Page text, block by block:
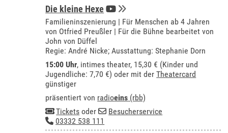
Die kleine Hexe
Familieninszenierung | Für Menschen ab 4 Jahren
von Otfried Preußler | Für die Bühne bearbeitet von
John von Düffel
Regie: André Nicke; Ausstattung: Stephanie Dorn
15:00 Uhr, intimes theater, 15,30 € (Kinder und
Jugendliche: 7,70 €) oder mit derTheatercard
günstiger
präsentiert von radioeins (rbb)
Tickets oder
Besucherservice
03332 538 111